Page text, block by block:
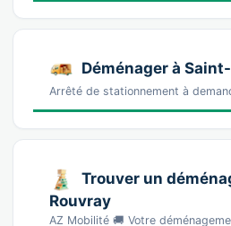
Déménager à
Arrêté de stationnement à
Trouver un
Rouvray
AZ Mobilité 🚚 Votre